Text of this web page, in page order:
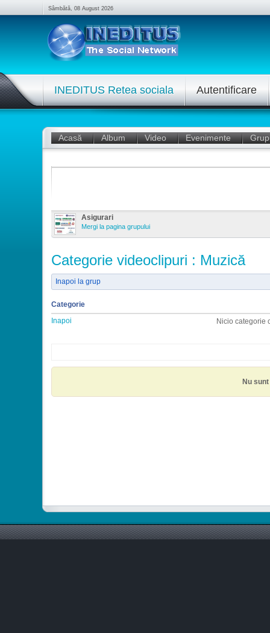
Sâmbătă, 08 August 2026
INEDITUS Retea sociala Autentificare
Acasă Album Video Evenimente
Asigurari
Mergi la pagina grupului
Categorie videoclipuri : Muzică
Inapoi la grup
Categorie
Inapoi
Nicio categorie
Nu